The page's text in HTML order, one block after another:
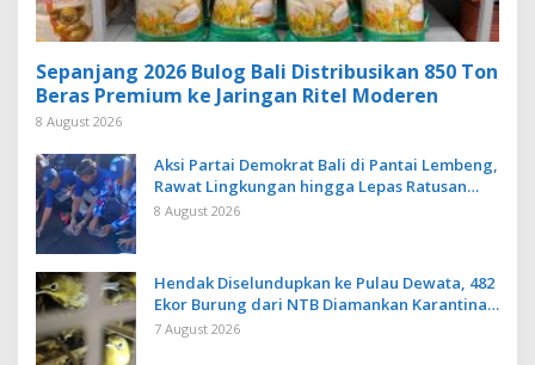
Sepanjang 2026 Bulog Bali Distribusikan 850 Ton
Beras Premium ke Jaringan Ritel Moderen
8 August 2026
Aksi Partai Demokrat Bali di Pantai Lembeng,
Rawat Lingkungan hingga Lepas Ratusan
Tukik Bedawang Nala
8 August 2026
Hendak Diselundupkan ke Pulau Dewata, 482
Ekor Burung dari NTB Diamankan Karantina
Bali
7 August 2026